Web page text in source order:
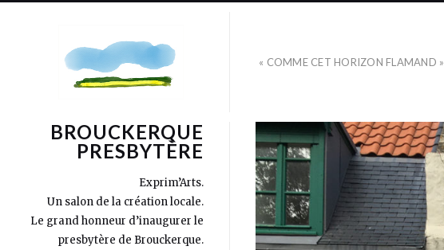
« COMME CET HORIZON FLAMAND »
BROUCKERQUE
PRESBYTÈRE
Exprim’Arts.
Un salon de la création locale.
Le grand honneur d’inaugurer le
presbytère de Brouckerque.